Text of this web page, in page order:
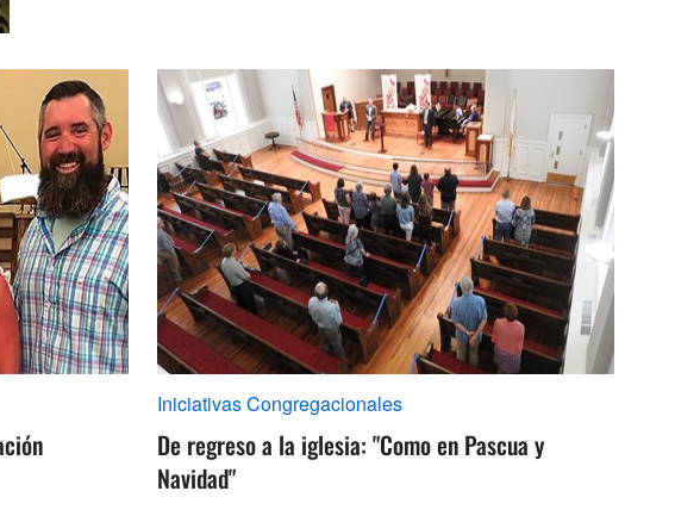
Iniciativas Congregacionales
De regreso a la iglesia: "Como en Pascua y
Navidad"